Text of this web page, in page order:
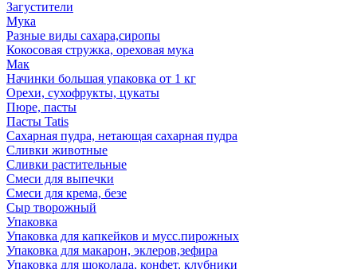
Загустители
Мука
Разные виды сахара,сиропы
Кокосовая стружка, ореховая мука
Мак
Начинки большая упаковка от 1 кг
Орехи, сухофрукты, цукаты
Пюре, пасты
Пасты Tatis
Сахарная пудра, нетающая сахарная пудра
Сливки животные
Сливки растительные
Смеси для выпечки
Смеси для крема, безе
Сыр творожный
Упаковка
Упаковка для капкейков и мусс.пирожных
Упаковка для макарон, эклеров,зефира
Упаковка для шоколада, конфет, клубники